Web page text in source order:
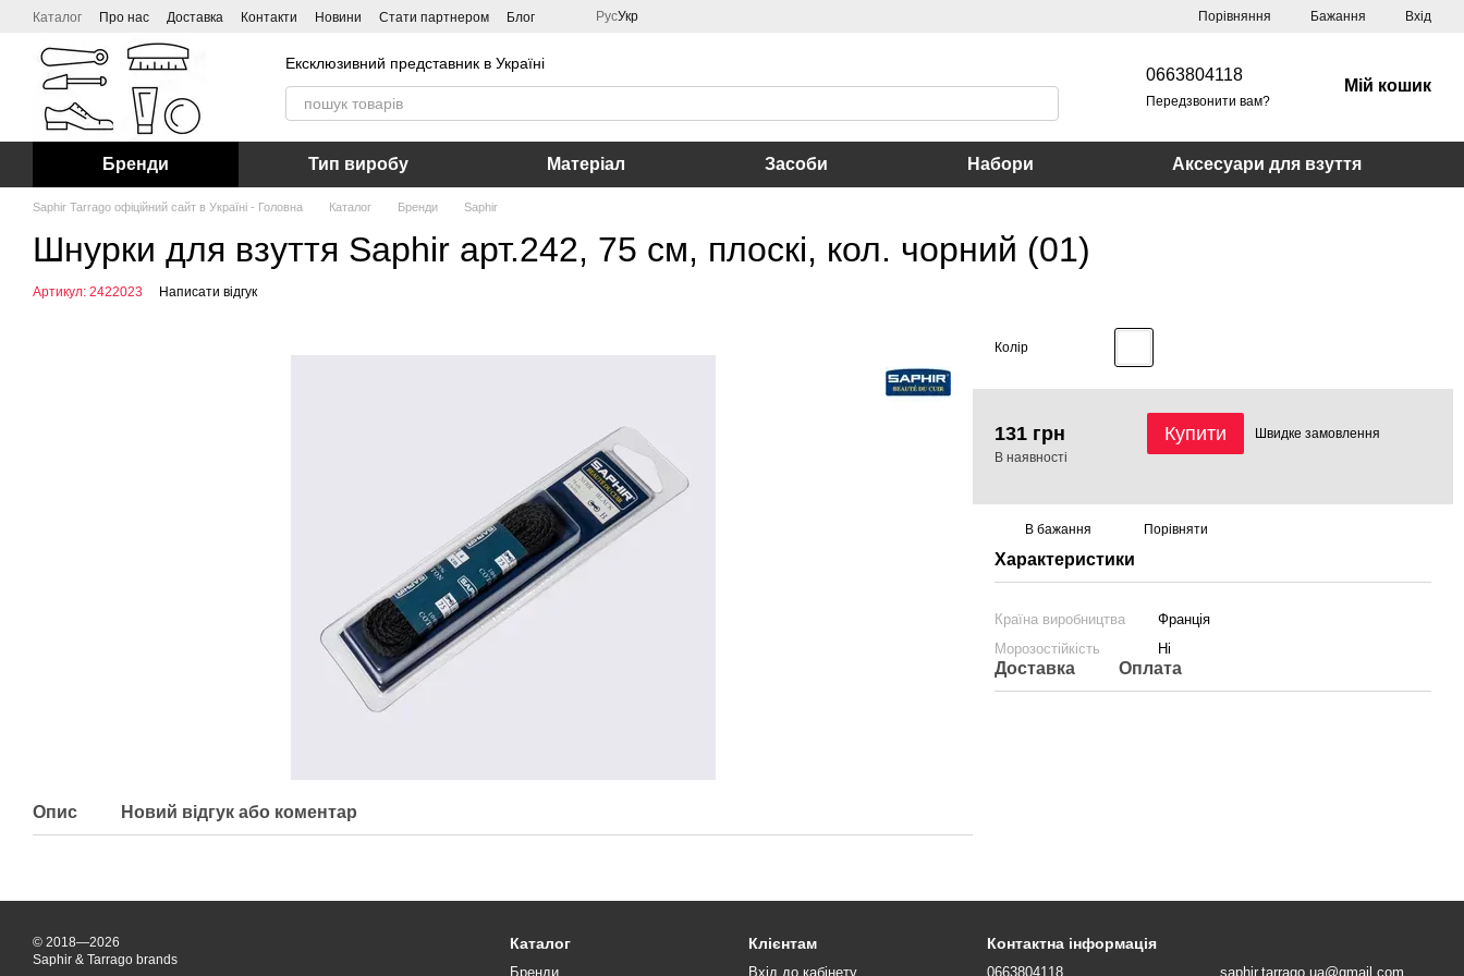
Перейти до основного контенту
Каталог Про нас Доставка Контакти Новини Стати партнером Блог РусУкр Порівняння Бажання Вхід
Ексклюзивний представник в Україні
0663804118
Передзвонити вам?
Мій кошик
Бренди Тип виробу Матеріал Засоби Набори Аксесуари для взуття
Saphir Tarrago офіційний сайт в Україні - Головна Каталог Бренди Saphir
Шнурки для взуття Saphir арт.242, 75 см, плоскі, кол. чорний (01)
Артикул: 2422023 Написати відгук
Опис Новий відгук або коментар
Колір
131 грн
В наявності
Купити Швидкезамовлення
В бажання Порівняти
Характеристики
Країна виробництва
Франція
Морозостійкість
Ні
Доставка Оплата
© 2018—2026
Saphir & Tarrago brands
Каталог
Бренди
Клієнтам
Вхід до кабінету
Контактна інформація
0663804118 saphir.tarrago.ua@gmail.com